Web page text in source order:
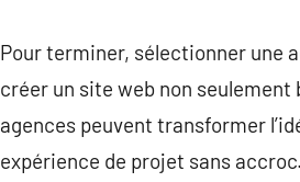
Pour terminer, sélectionner une
créer un site web non
agences peuvent transformer
expérience de projet sans